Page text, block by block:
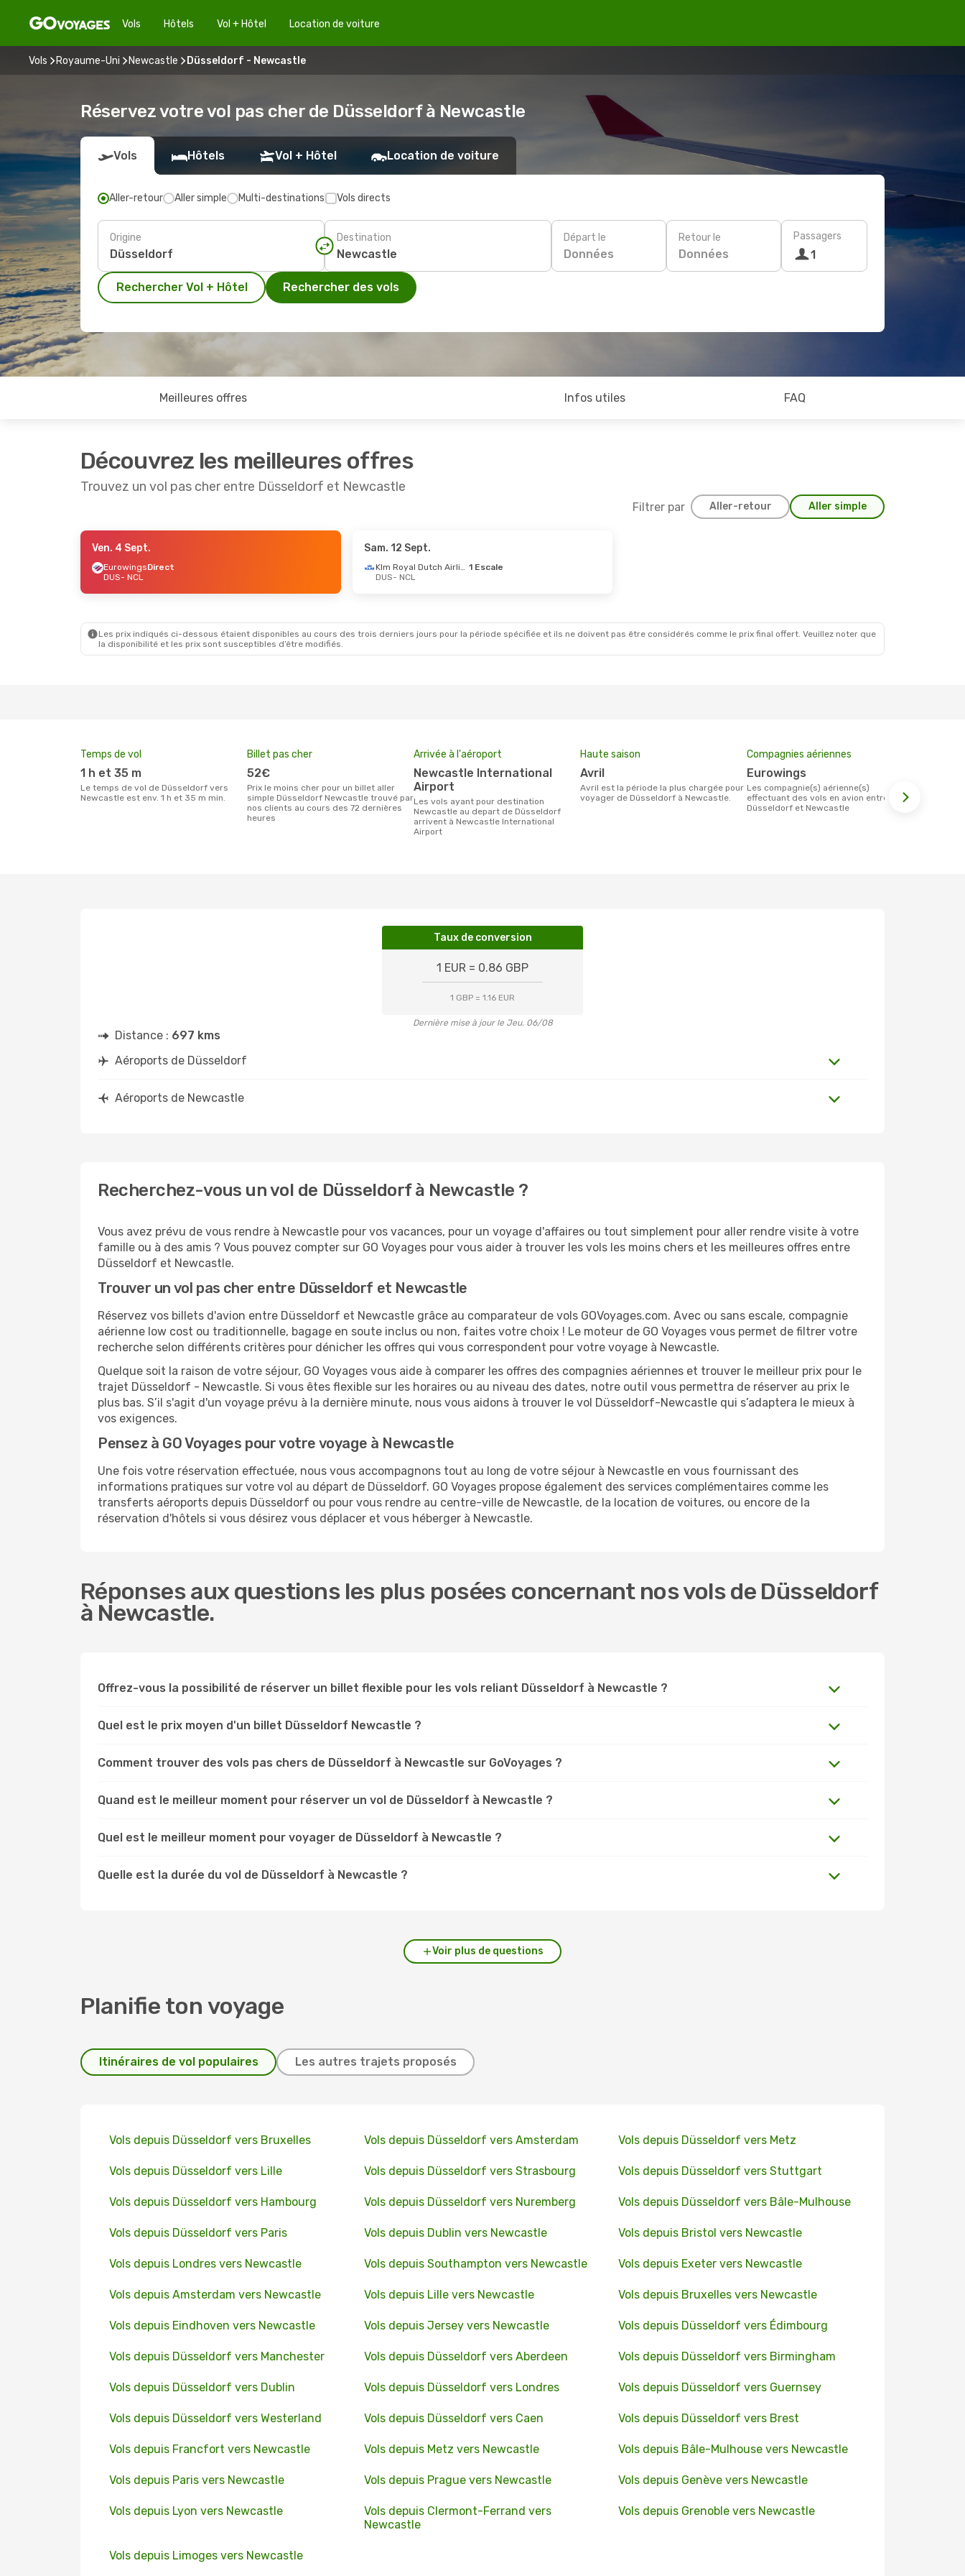
Vols Hôtels Vol + Hôtel Location de voiture
Vols Royaume-Uni Newcastle Düsseldorf - Newcastle
Réservez votre vol pas cher de Düsseldorf à Newcastle
Vols Hôtels Vol + Hôtel Location de voiture
Aller-retour Aller simple Multi-destinations Vols directs
Origine Destination Départ le
Données
Retour le
Données
Passagers
1
Rechercher Vol + Hôtel Rechercher des vols
Meilleures offres Infos utiles FAQ
Découvrez les meilleures offres
Trouvez un vol pas cher entre Düsseldorf et Newcastle
Filtrer par Aller-retour Aller simple
- Lun. 7 Sept.
Ven. 4 Sept.
EurowingsDirect
DUS- NCL
Sam. 12 Sept.
Klm Royal Dutch Airlines 1 Escale
DUS- NCL
Les prix indiqués ci-dessous étaient disponibles au cours des trois derniers jours pour la période spécifiée et ils ne doivent pas être considérés comme le prix final offert. Veuillez noter que
la disponibilité et les prix sont susceptibles d’être modifiés.
Temps de vol
1 h et 35 m
Le temps de vol de Düsseldorf vers
Newcastle est env. 1 h et 35 m min.
Billet pas cher
52€
Prix le moins cher pour un billet aller
simple Düsseldorf Newcastle trouvé par
nos clients au cours des 72 dernières
heures
Arrivée à l'aéroport
Newcastle International
Airport
Les vols ayant pour destination
Newcastle au depart de Düsseldorf
arrivent à Newcastle International
Airport
Haute saison
avril
avril est la période la plus chargée pour
voyager de Düsseldorf à Newcastle.
Compagnies aériennes
Eurowings
Les compagnie(s) aérienne(s)
effectuant des vols en avion entre
Düsseldorf et Newcastle
Taux de conversion
1 EUR = 0.86 GBP
1 GBP = 1.16 EUR
Dernière mise à jour le Jeu. 06/08
Distance : 697 kms
Aéroports de Düsseldorf
Aéroports de Newcastle
Recherchez-vous un vol de Düsseldorf à Newcastle ?
Vous avez prévu de vous rendre à Newcastle pour vos vacances, pour un voyage d'affaires ou tout simplement pour aller rendre visite à votre
famille ou à des amis ? Vous pouvez compter sur GO Voyages pour vous aider à trouver les vols les moins chers et les meilleures offres entre
Düsseldorf et Newcastle.
Trouver un vol pas cher entre Düsseldorf et Newcastle
Réservez vos billets d'avion entre Düsseldorf et Newcastle grâce au comparateur de vols GOVoyages.com. Avec ou sans escale, compagnie
aérienne low cost ou traditionnelle, bagage en soute inclus ou non, faites votre choix ! Le moteur de GO Voyages vous permet de filtrer votre
recherche selon différents critères pour dénicher les offres qui vous correspondent pour votre voyage à Newcastle.
Quelque soit la raison de votre séjour, GO Voyages vous aide à comparer les offres des compagnies aériennes et trouver le meilleur prix pour le
trajet Düsseldorf - Newcastle. Si vous êtes flexible sur les horaires ou au niveau des dates, notre outil vous permettra de réserver au prix le
plus bas. S’il s'agit d'un voyage prévu à la dernière minute, nous vous aidons à trouver le vol Düsseldorf-Newcastle qui s’adaptera le mieux à
vos exigences.
Pensez à GO Voyages pour votre voyage à Newcastle
Une fois votre réservation effectuée, nous vous accompagnons tout au long de votre séjour à Newcastle en vous fournissant des
informations pratiques sur votre vol au départ de Düsseldorf. GO Voyages propose également des services complémentaires comme les
transferts aéroports depuis Düsseldorf ou pour vous rendre au centre-ville de Newcastle, de la location de voitures, ou encore de la
réservation d'hôtels si vous désirez vous déplacer et vous héberger à Newcastle.
Réponses aux questions les plus posées concernant nos vols de Düsseldorf
à Newcastle.
Offrez-vous la possibilité de réserver un billet flexible pour les vols reliant Düsseldorf à Newcastle ?
Quel est le prix moyen d'un billet Düsseldorf Newcastle ?
Comment trouver des vols pas chers de Düsseldorf à Newcastle sur GoVoyages ?
Quand est le meilleur moment pour réserver un vol de Düsseldorf à Newcastle ?
Quel est le meilleur moment pour voyager de Düsseldorf à Newcastle ?
Quelle est la durée du vol de Düsseldorf à Newcastle ?
Voir plus de questions
Planifie ton voyage
Itinéraires de vol populaires Les autres trajets proposés
Vols depuis Düsseldorf vers Bruxelles Vols depuis Düsseldorf vers Amsterdam Vols depuis Düsseldorf vers Metz
Vols depuis Düsseldorf vers Lille Vols depuis Düsseldorf vers Strasbourg Vols depuis Düsseldorf vers Stuttgart
Vols depuis Düsseldorf vers Hambourg Vols depuis Düsseldorf vers Nuremberg Vols depuis Düsseldorf vers Bâle-Mulhouse
Vols depuis Düsseldorf vers Paris Vols depuis Dublin vers Newcastle Vols depuis Bristol vers Newcastle
Vols depuis Londres vers Newcastle Vols depuis Southampton vers Newcastle Vols depuis Exeter vers Newcastle
Vols depuis Amsterdam vers Newcastle Vols depuis Lille vers Newcastle Vols depuis Bruxelles vers Newcastle
Vols depuis Eindhoven vers Newcastle Vols depuis Jersey vers Newcastle Vols depuis Düsseldorf vers Édimbourg
Vols depuis Düsseldorf vers Manchester Vols depuis Düsseldorf vers Aberdeen Vols depuis Düsseldorf vers Birmingham
Vols depuis Düsseldorf vers Dublin Vols depuis Düsseldorf vers Londres Vols depuis Düsseldorf vers Guernsey
Vols depuis Düsseldorf vers Westerland Vols depuis Düsseldorf vers Caen Vols depuis Düsseldorf vers Brest
Vols depuis Francfort vers Newcastle Vols depuis Metz vers Newcastle Vols depuis Bâle-Mulhouse vers Newcastle
Vols depuis Paris vers Newcastle Vols depuis Prague vers Newcastle Vols depuis Genève vers Newcastle
Vols depuis Lyon vers Newcastle
Vols depuis Clermont-Ferrand vers
Newcastle
Vols depuis Grenoble vers Newcastle
Vols depuis Limoges vers Newcastle